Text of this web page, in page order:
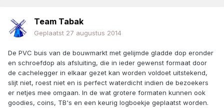
Team Tabak
Geplaatst 27 augustus 2014
De PVC buis van de bouwmarkt met gelijmde gladde dop eronder
en schroefdop als afsluiting, die in ieder gewenst formaat door
de cachelegger in elkaar gezet kan worden voldoet uitstekend,
slijt niet, roest niet en is perfect waterdicht indien de bezoekers
er netjes mee omgaan. In de wat grotere formaten kunnen ook
goodies, coins, TB's en een keurig logboekje geplaatst worden.